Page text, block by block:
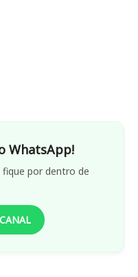
WhatsApp!
por dentro de